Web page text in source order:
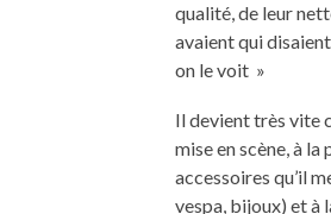
qualité, de leur
avaient qui
on le voit »
Il devient très vite
mise en scène, à la
accessoires qu’il
vespa, bijoux) et à